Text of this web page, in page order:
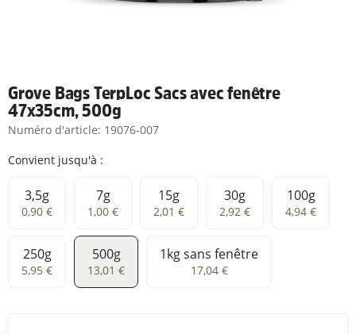
Grove Bags TerpLoc Sacs avec fenêtre
47x35cm, 500g
Numéro d'article: 19076-007
Convient jusqu'à :
3,5g
3,5g
0,90 €
7g
7g
1,00 €
15g
15g
2,01 €
30g
30g
2,92 €
100g
100g
4,94 €
250g
250g
5,95 €
500g
500g
13,01 €
1kg sans fenêtre
1kg sans fenêtre
17,04 €